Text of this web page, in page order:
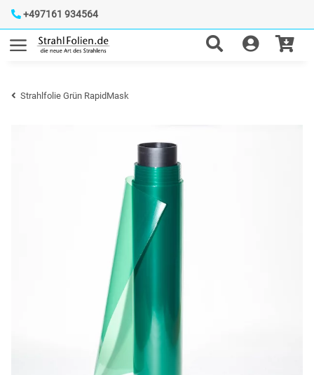
+497161 934564
Strahlfolie Grün RapidMask